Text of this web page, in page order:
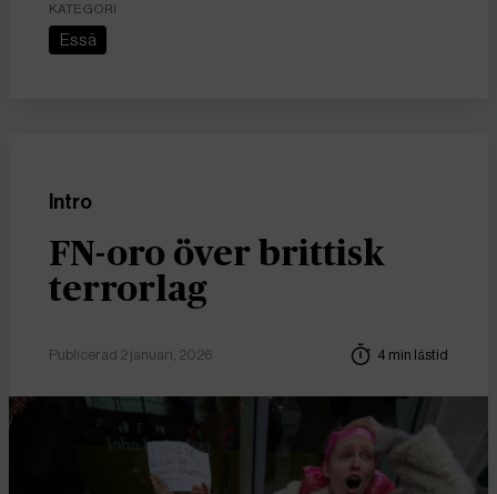
KATEGORI
Essä
Intro
FN-oro över brittisk
terrorlag
Publicerad 2 januari, 2026 4 min lästid